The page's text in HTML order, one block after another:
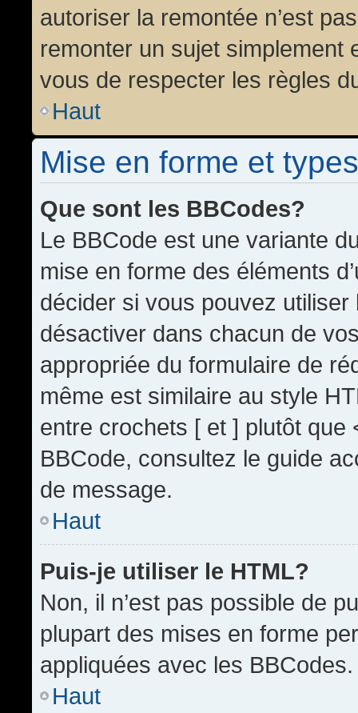
autoriser la remontée n’est
remonter un sujet simplement
vous de respecter les règles
Haut
Mise en forme et
Que sont les BBCodes?
Le BBCode est une variante
mise en forme des éléments
décider si vous pouvez
désactiver dans chacun de
appropriée du formulaire de
même est similaire au style
entre crochets [ et ] plutôt que
BBCode, consultez le guide
de message.
Haut
Puis-je utiliser le HTML?
Non, il n’est pas possible de
plupart des mises en forme
appliquées avec les BBCodes.
Haut